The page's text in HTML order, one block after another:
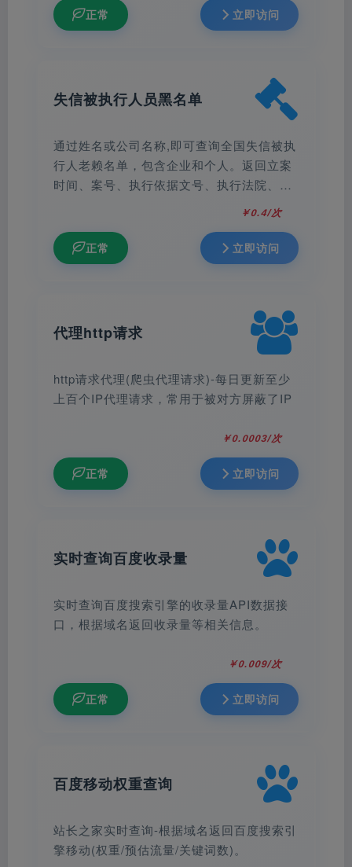
正常 立即访问
失信被执行人员黑名单
通过姓名或公司名称,即可查询全国失信被执
行人老赖名单，包含企业和个人。返回立案
时间、案号、执行依据文号、执行法院、被
执行人的履行情况等信息。若想要精准查询
￥0.4/次
正常 立即访问
代理http请求
http请求代理(爬虫代理请求)-每日更新至少
上百个IP代理请求，常用于被对方屏蔽了IP
￥0.0003/次
正常 立即访问
实时查询百度收录量
实时查询百度搜索引擎的收录量API数据接
口，根据域名返回收录量等相关信息。
￥0.009/次
正常 立即访问
百度移动权重查询
站长之家实时查询-根据域名返回百度搜索引
擎移动(权重/预估流量/关键词数)。